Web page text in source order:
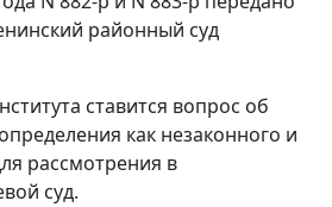
районный суд
ставится вопрос об
как незаконного и
рассмотрения в
суд.